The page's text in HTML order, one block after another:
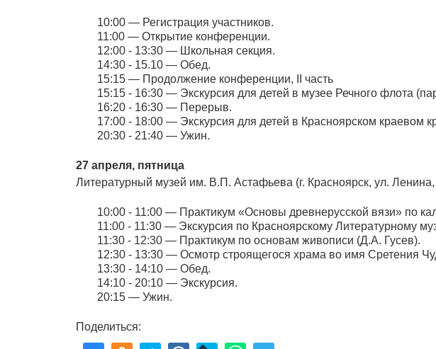
10:00 — Регистрация участников.
11:00 — Открытие конференции.
12:00 - 13:30 — Школьная секция.
14:30 - 15.10 — Обед.
15:15 — Продолжение конференции, II часть
15:15 - 16:30 — Экскурсия для детей в музее Речного флота
16:20 - 16:30 — Перерыв.
17:00 - 18:00 — Экскурсия для детей в Красноярском краевом
20:30 - 21:40 — Ужин.
27 апреля, пятница
Литературный музей им. В.П. Астафьева (г. Красноярск, ул.
10:00 - 11:00 — Практикум «Основы древнерусской вязи» по
11:00 - 11:30 — Экскурсия по Красноярскому Литературному
11:30 - 12:30 — Практикум по основам живописи (Д.А. Гусев).
12:30 - 13:30 — Осмотр строящегося храма во имя Сретения
13:30 - 14:10 — Обед.
14:10 - 20:10 — Экскурсия.
20:15 — Ужин.
Поделиться: